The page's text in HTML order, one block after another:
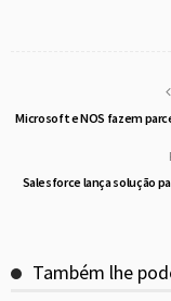
Microsoft e NOS fazem
Salesforce lança solução
Também lhe